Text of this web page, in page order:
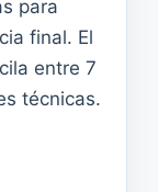
para
final. El
entre 7
técnicas.